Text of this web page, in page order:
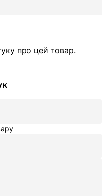
про цей товар.